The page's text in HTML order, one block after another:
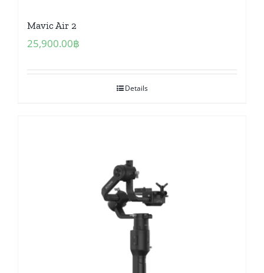
Mavic Air 2
25,900.00฿
Details